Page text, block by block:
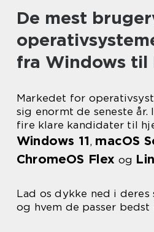
De mest
fra Windows til
Markedet for
sig enormt de seneste år.
fire klare kandidater til
Windows 11, macOS
ChromeOS Flex og
Lad os dykke ned i deres
og hvem de passer bedst